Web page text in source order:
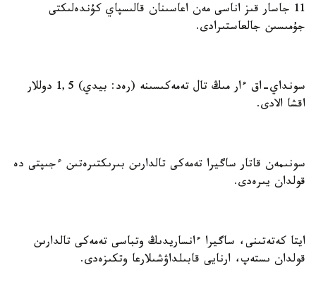
11 جاسار قىز اناسى مەن اعاسىنان قالىسپاي كۇندەلىكتى
جۇمىسىن جالعاستىرادى.
سونداي-اق ءار مىڭ تال تەمەكىسىنە (رەد: بيدي) 1,5 دوللار
اقشا الادى.
سونىمەن قاتار ساگيرا تەمەكى تالدارىن بىرىكتىرەتىن ءجىپتى دە
قولدان يىرەدى.
ايتا كەتەتىنى، ساگيرا ءانساريدىڭ وتباسى تەمەكى تالدارىن
قولدان ىستەپ، ارنايى قابىلداۋشىلارعا وتكىزەدى.